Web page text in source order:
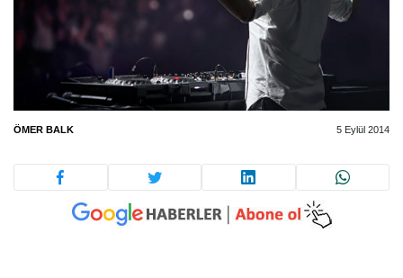
ÖMER BALK 5 Eylül 2014